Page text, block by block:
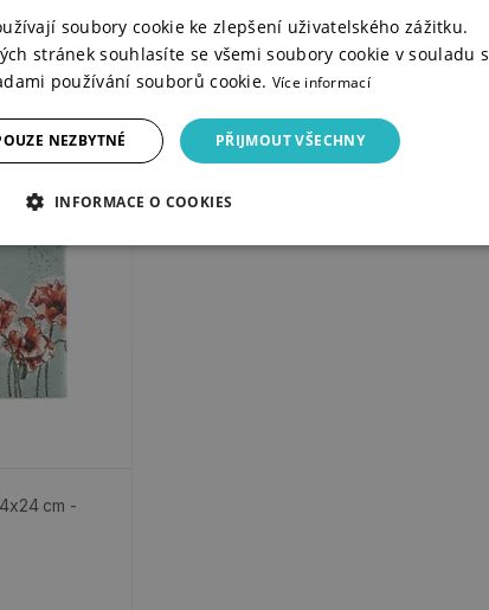
cm -
soubory cookie ke zlepšení uživatelského zážitku.
stránek souhlasíte se všemi soubory cookie v souladu s
používání souborů cookie. Více informací
PŘIJMOUT VŠECHNY
NEZBYTNÉ
INFORMACE O COOKIES